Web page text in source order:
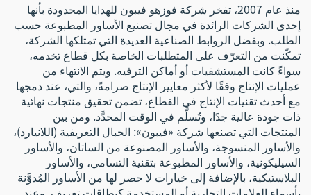
منذ عام 2007، تفخر شركة فوزهو فيبون للهدايا المحدودة بأنها
إحدى الشركات الرائدة في مجال تصنيع الأساور المطبوعة حسب
الطلب. وبفضل الروابط الصناعية العديدة التي تمتلكها الشركة،
تمكّنت من التعرّف على المتطلبات الخاصة بكل قطاع تخدمه،
سواءً كانت المستشفيات أو أماكن الترفيه. ويتم الانتهاء من
عمليات الإنتاج وفقًا لأكثر معايير الإنتاج صرامةً، والتي، عند دمجها
مع أحدث تقنيات الإنتاج في القطاع، تضمن تحقيق منتجات نهائية
ذات جودة عالية جدًا، وتُسلَّم في الوقت المحدَّد. ومن بين
المنتجات التي تصنعها شركة «فيبون»: الحبال التعريفية (اللانيارد)،
والأساور المنسوجة، والأساور المصنوعة من الساتان، والأساور
السيليكونية، والأساور المطبوعة بتقنية التسامي، والأساور
البلاستيكية، بالإضافة إلى خيارات لا حصر لها من الأساور المُدوَّنة